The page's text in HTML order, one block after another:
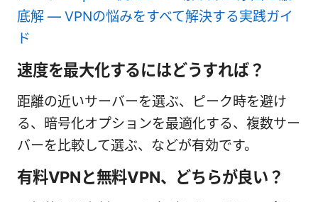
底解 — VPNの悩みをすべて解決する実践ガイ
ド
速度を最大化するにはどうすれば？
距離の近いサーバーを選ぶ、ピーク時を避け
る、暗号化オプションを最適化する、複数サー
バーを比較して選ぶ、などが有効です。
有料VPNと無料VPN、どちらが良い？